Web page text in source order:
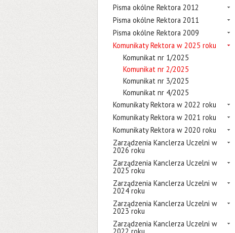
Pisma okólne Rektora 2012
Pisma okólne Rektora 2011
Pisma okólne Rektora 2009
Komunikaty Rektora w 2025 roku
Komunikat nr 1/2025
Komunikat nr 2/2025
Komunikat nr 3/2025
Komunikat nr 4/2025
Komunikaty Rektora w 2022 roku
Komunikaty Rektora w 2021 roku
Komunikaty Rektora w 2020 roku
Zarządzenia Kanclerza Uczelni w
2026 roku
Zarządzenia Kanclerza Uczelni w
2025 roku
Zarządzenia Kanclerza Uczelni w
2024 roku
Zarządzenia Kanclerza Uczelni w
2023 roku
Zarządzenia Kanclerza Uczelni w